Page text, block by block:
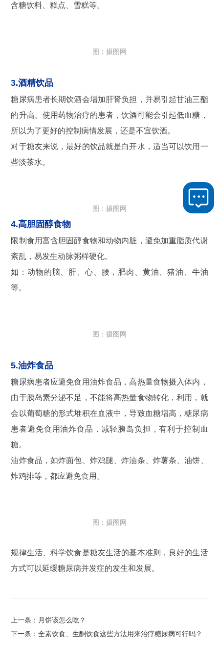
含糖饮料、糕点、雪糕等。
图：摄图网
3.酒精饮品
糖尿病患者长期饮酒会增加肝肾负担，并易引起甘油三酯
的升高。使用药物治疗的患者，饮酒可能会引起低血糖，
所以为了更好的控制病情发展，还是不宜饮酒。
对于糖友来说，最好的饮品就是白开水，适当可以饮用一
些淡茶水。
图：摄图网
4.高胆固醇食物
限制食用富含胆固醇食物和动物内脏，避免加重脂质代谢
紊乱，易发生动脉粥样硬化。
如：动物的脑、肝、心、腰，肥肉、黄油、猪油、牛油
等。
图：摄图网
5.油炸食品
糖尿病患者应避免食用油炸食品，高热量食物摄入体内，
由于胰岛素分泌不足，不能将高热量食物转化，利用，就
会以葡萄糖的形式堆积在血液中，导致血糖增高，糖尿病
患者避免食用油炸食品，减轻胰岛负担，有利于控制血
糖。
油炸食品，如炸面包、炸鸡腿、炸油条、炸薯条、油饼、
炸鸡排等，都应避免食用。
图：摄图网
规律生活、科学饮食是糖友生活的基本准则，良好的生活
方式可以延缓糖尿病并发症的发生和发展。
上一条：月饼该怎么吃？
下一条：全素饮食、生酮饮食这些方法用来治疗糖尿病可行吗？